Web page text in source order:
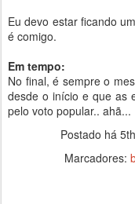
Eu devo estar ficando
é comigo.
Em tempo:
No final, é sempre o
desde o início e que as
pelo voto popular.. ahã...
Postado há
Marcadores: